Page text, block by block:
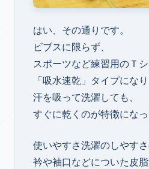
はい、その通りです。
ビブスに限らず、
スポーツなど練習用のＴ
「吸水速乾」タイプになり
汗を吸って洗濯しても、
すぐに乾くのが特徴になっ
使いやすさ洗濯のしやすさ
衿や袖口などについた皮脂